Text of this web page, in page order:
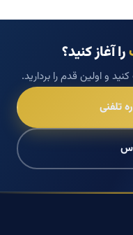
را آغاز کنید؟
و اولین قدم را بردارید.
تلفنی